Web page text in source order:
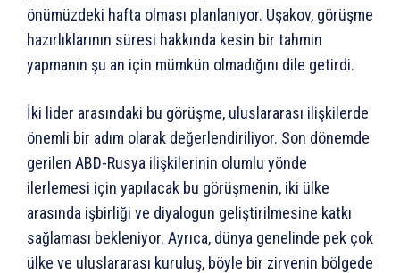
önümüzdeki hafta olması planlanıyor. Uşakov, görüşme
hazırlıklarının süresi hakkında kesin bir tahmin
yapmanın şu an için mümkün olmadığını dile getirdi.
İki lider arasındaki bu görüşme, uluslararası ilişkilerde
önemli bir adım olarak değerlendiriliyor. Son dönemde
gerilen ABD-Rusya ilişkilerinin olumlu yönde
ilerlemesi için yapılacak bu görüşmenin, iki ülke
arasında işbirliği ve diyalogun geliştirilmesine katkı
sağlaması bekleniyor. Ayrıca, dünya genelinde pek çok
ülke ve uluslararası kuruluş, böyle bir zirvenin bölgede